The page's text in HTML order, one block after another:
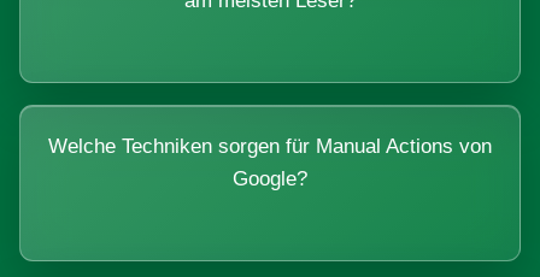
Welche Techniken sorgen für Manual Actions von
Google?